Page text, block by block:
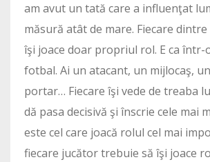
am avut un tată care a influenţat
măsură atât de mare. Fiecare
îşi joace doar propriul rol. E ca într-
fotbal. Ai un atacant, un mijlocaş,
portar… Fiecare îşi vede de treaba
dă pasa decisivă şi înscrie cele mai
este cel care joacă rolul cel mai
fiecare jucător trebuie să îşi joace